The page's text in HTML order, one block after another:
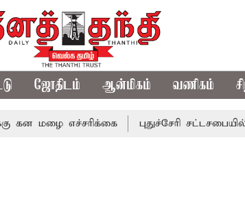
ஜோதிடம் ஆன்மிகம் வணிகம்
எச்சரிக்கை புதுச்சேரி சட்டசபையில் வரும்